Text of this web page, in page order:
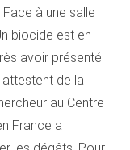
Face à une salle
biocide est en
avoir présenté
de la
au Centre
France a